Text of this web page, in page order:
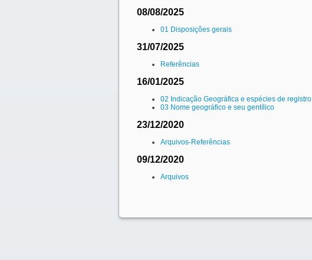
08/08/2025
01 Disposições gerais
31/07/2025
Referências
16/01/2025
02 Indicação Geográfica e espécies de registro
03 Nome geográfico e seu gentílico
23/12/2020
Arquivos-Referências
09/12/2020
Arquivos